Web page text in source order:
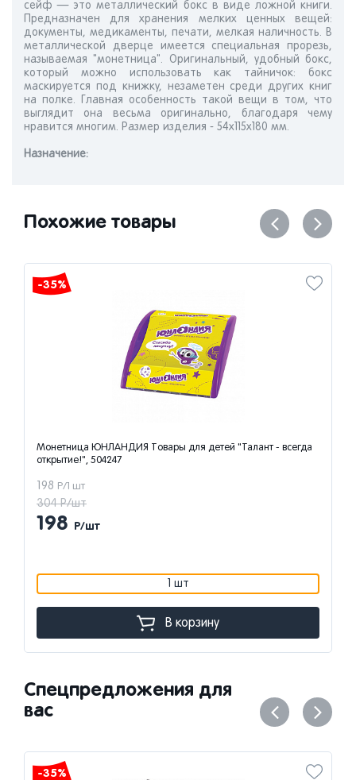
сейф — это металлический бокс в виде ложной книги.
Предназначен для хранения мелких ценных вещей:
документы, медикаменты, печати, мелкая наличность. В
металлической дверце имеется специальная прорезь,
называемая "монетница". Оригинальный, удобный бокс,
который можно использовать как тайничок: бокс
маскируется под книжку, незаметен среди других книг
на полке. Главная особенность такой вещи в том, что
выглядит она весьма оригинально, благодаря чему
нравится многим. Размер изделия - 54х115х180 мм.
Назначениe:
Похожие товары
-35%
Монетница ЮНЛАНДИЯ Товары для детей "Талант - всегда
открытие!", 504247
198 Р/1 шт
304 Р/шт
198 Р/шт
1 шт
В корзину
Спецпредложения для
вас
-35%